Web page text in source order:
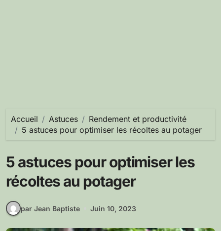
Accueil Astuces
Rendement et productivité
5 astuces pour optimiser les récoltes au potager
5 astuces pour optimiser les
récoltes au potager
par Jean Baptiste Juin 10, 2023